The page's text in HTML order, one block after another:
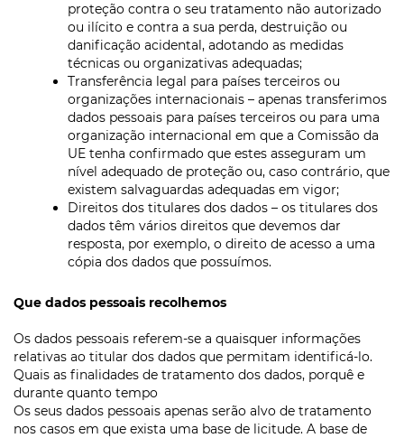
proteção contra o seu tratamento não autorizado
ou ilícito e contra a sua perda, destruição ou
danificação acidental, adotando as medidas
técnicas ou organizativas adequadas;
Transferência legal para países terceiros ou
organizações internacionais – apenas transferimos
dados pessoais para países terceiros ou para uma
organização internacional em que a Comissão da
UE tenha confirmado que estes asseguram um
nível adequado de proteção ou, caso contrário, que
existem salvaguardas adequadas em vigor;
Direitos dos titulares dos dados – os titulares dos
dados têm vários direitos que devemos dar
resposta, por exemplo, o direito de acesso a uma
cópia dos dados que possuímos.
Que dados pessoais recolhemos
Os dados pessoais referem-se a quaisquer informações
relativas ao titular dos dados que permitam identificá-lo.
Quais as finalidades de tratamento dos dados, porquê e
durante quanto tempo
Os seus dados pessoais apenas serão alvo de tratamento
nos casos em que exista uma base de licitude. A base de